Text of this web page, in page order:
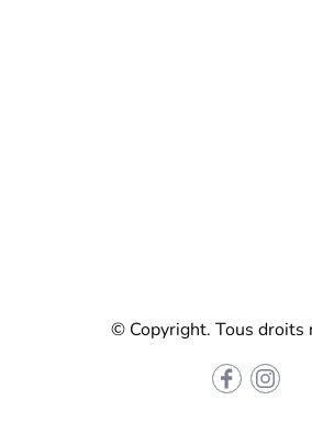
© Copyright. Tous droits